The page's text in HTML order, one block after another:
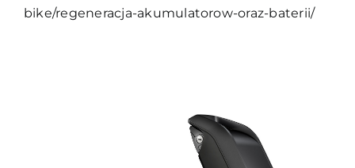
bike/regeneracja-akumulatorow-oraz-baterii/